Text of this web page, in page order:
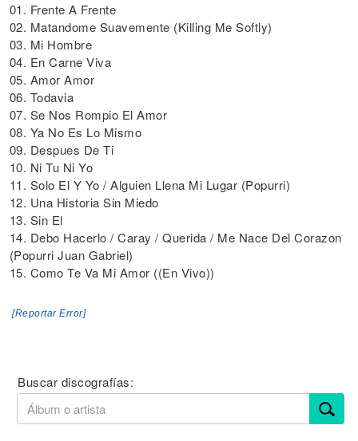
01. Frente A Frente
02. Matandome Suavemente (Killing Me Softly)
03. Mi Hombre
04. En Carne Viva
05. Amor Amor
06. Todavia
07. Se Nos Rompio El Amor
08. Ya No Es Lo Mismo
09. Despues De Ti
10. Ni Tu Ni Yo
11. Solo El Y Yo / Alguien Llena Mi Lugar (Popurri)
12. Una Historia Sin Miedo
13. Sin El
14. Debo Hacerlo / Caray / Querida / Me Nace Del Corazon
(Popurri Juan Gabriel)
15. Como Te Va Mi Amor ((En Vivo))
[Reportar Error]
Buscar discografías: